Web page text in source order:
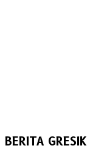
BERITA GRESIK